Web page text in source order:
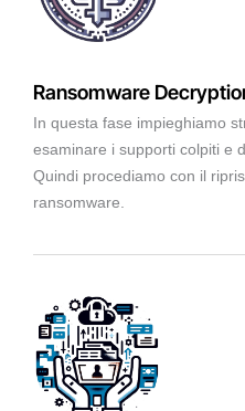
Ransomware
In questa fase impieghiamo
esaminare i supporti colpiti e
Quindi procediamo con il
ransomware.